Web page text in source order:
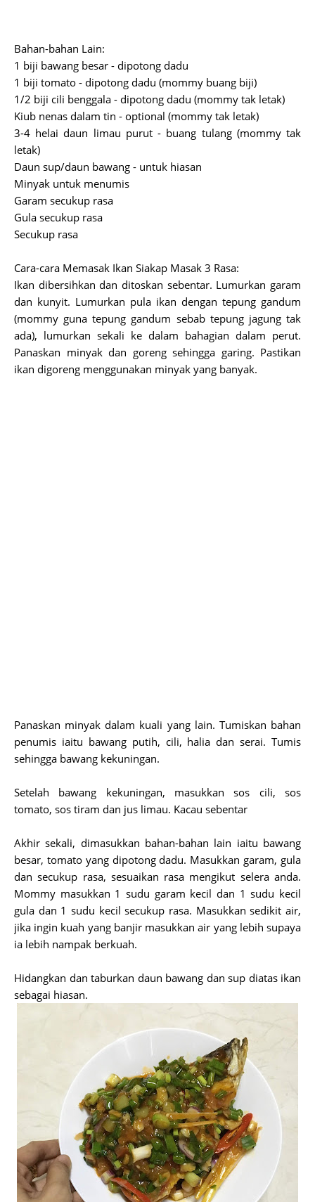
Bahan-bahan Lain:
1 biji bawang besar - dipotong dadu
1 biji tomato - dipotong dadu (mommy buang biji)
1/2 biji cili benggala - dipotong dadu (mommy tak letak)
Kiub nenas dalam tin - optional (mommy tak letak)
3-4 helai daun limau purut - buang tulang (mommy tak
letak)
Daun sup/daun bawang - untuk hiasan
Minyak untuk menumis
Garam secukup rasa
Gula secukup rasa
Secukup rasa
Cara-cara Memasak Ikan Siakap Masak 3 Rasa:
Ikan dibersihkan dan ditoskan sebentar. Lumurkan garam
dan kunyit. Lumurkan pula ikan dengan tepung gandum
(mommy guna tepung gandum sebab tepung jagung tak
ada), lumurkan sekali ke dalam bahagian dalam perut.
Panaskan minyak dan goreng sehingga garing. Pastikan
ikan digoreng menggunakan minyak yang banyak.
Panaskan minyak dalam kuali yang lain. Tumiskan bahan
penumis iaitu bawang putih, cili, halia dan serai. Tumis
sehingga bawang kekuningan.
Setelah bawang kekuningan, masukkan sos cili, sos
tomato, sos tiram dan jus limau. Kacau sebentar
Akhir sekali, dimasukkan bahan-bahan lain iaitu bawang
besar, tomato yang dipotong dadu. Masukkan garam, gula
dan secukup rasa, sesuaikan rasa mengikut selera anda.
Mommy masukkan 1 sudu garam kecil dan 1 sudu kecil
gula dan 1 sudu kecil secukup rasa. Masukkan sedikit air,
jika ingin kuah yang banjir masukkan air yang lebih supaya
ia lebih nampak berkuah.
Hidangkan dan taburkan daun bawang dan sup diatas ikan
sebagai hiasan.